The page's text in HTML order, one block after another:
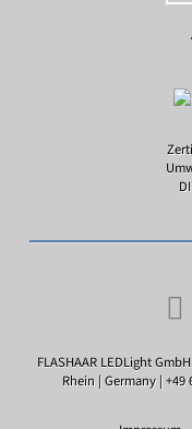
FLASHAAR LEDLight
Rhein | Germany | +49